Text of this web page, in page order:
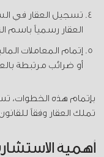
تسجيل العقار في
العقار رسمياً باسم
إتمام المعاملات
أو ضرائب مرتبطة
بإتمام هذه الخطوات،
تملك العقار وفقاً
أهمية